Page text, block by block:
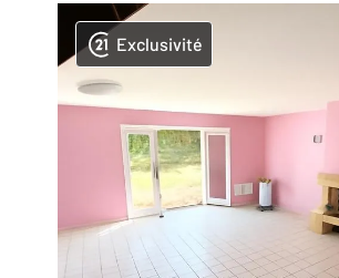
Exclusivité